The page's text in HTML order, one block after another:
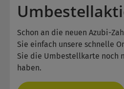
Schon an die neuen Azubi-
Sie einfach unsere schnelle
Sie die Umbestellkarte noch
haben.